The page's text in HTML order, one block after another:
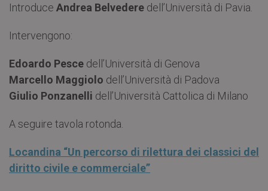
Introduce Andrea Belvedere dell’Università di Pavia.
Intervengono:
Edoardo Pesce dell’Università di Genova
Marcello Maggiolo dell’Università di Padova
Giulio Ponzanelli dell’Università Cattolica di Milano
A seguire tavola rotonda.
Locandina “Un percorso di rilettura dei classici del
diritto civile e commerciale”